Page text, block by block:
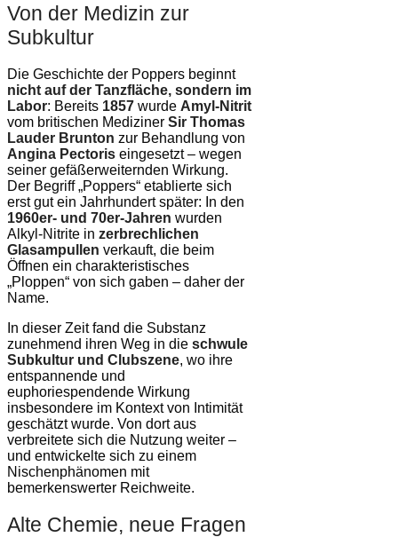
Von der Medizin zur
Subkultur
Die Geschichte der Poppers beginnt
nicht auf der Tanzfläche, sondern im
Labor: Bereits 1857 wurde Amyl-Nitrit
vom britischen Mediziner Sir Thomas
Lauder Brunton zur Behandlung von
Angina Pectoris eingesetzt – wegen
seiner gefäßerweiternden Wirkung.
Der Begriff „Poppers“ etablierte sich
erst gut ein Jahrhundert später: In den
1960er- und 70er-Jahren wurden
Alkyl-Nitrite in zerbrechlichen
Glasampullen verkauft, die beim
Öffnen ein charakteristisches
„Ploppen“ von sich gaben – daher der
Name.
In dieser Zeit fand die Substanz
zunehmend ihren Weg in die schwule
Subkultur und Clubszene, wo ihre
entspannende und
euphoriespendende Wirkung
insbesondere im Kontext von Intimität
geschätzt wurde. Von dort aus
verbreitete sich die Nutzung weiter –
und entwickelte sich zu einem
Nischenphänomen mit
bemerkenswerter Reichweite.
Alte Chemie, neue Fragen